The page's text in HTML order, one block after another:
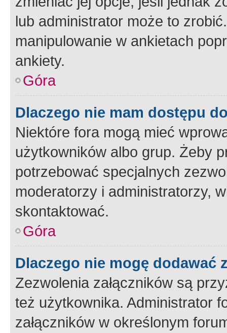
lub administrator może to
manipulowanie w ankietach
ankiety.
Góra
Dlaczego nie mam dostępu
Niektóre fora mogą mieć
użytkowników albo grup. Żeby
potrzebować specjalnych
moderatorzy i administratorzy,
skontaktować.
Góra
Dlaczego nie mogę dodawać
Zezwolenia załączników są
też użytkownika. Administrator
załączników w określonym